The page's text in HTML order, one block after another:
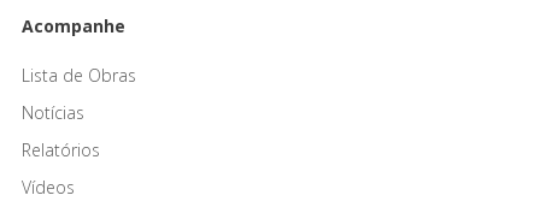
Acompanhe
Lista de Obras
Notícias
Relatórios
Vídeos